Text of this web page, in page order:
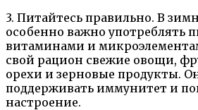
3. Питайтесь правильно. В
особенно важно употреблять
витаминами и
свой рацион свежие овощи,
орехи и зерновые продукты.
поддерживать иммунитет и
настроение.